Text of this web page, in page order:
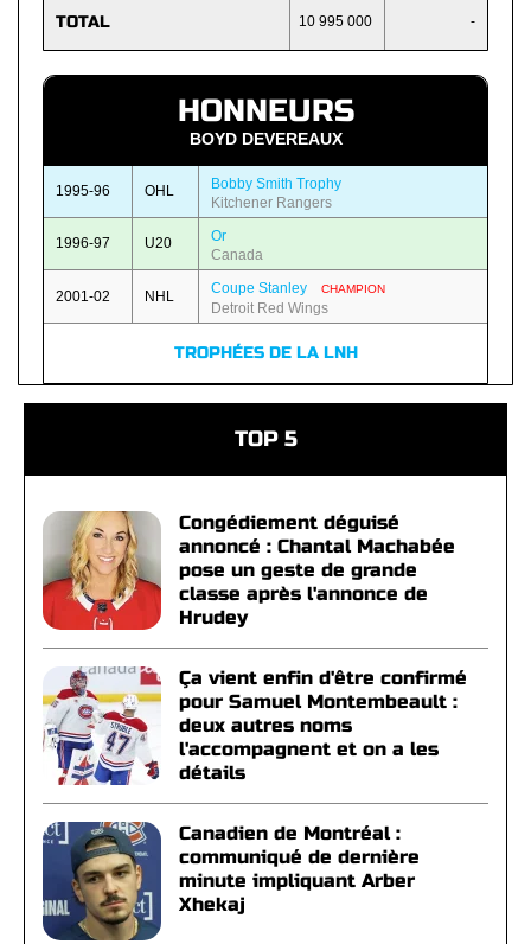
TOTAL 10 995 000 -
HONNEURS
BOYD DEVEREAUX
1995-96 OHL
Bobby Smith Trophy
Kitchener Rangers
1996-97 U20
Or
Canada
2001-02 NHL Coupe Stanley CHAMPION
Detroit Red Wings
TROPHÉES DE LA LNH
TOP 5
Congédiement déguisé
annoncé : Chantal Machabée
pose un geste de grande
classe après l'annonce de
Hrudey
Ça vient enfin d'être confirmé
pour Samuel Montembeault :
deux autres noms
l'accompagnent et on a les
détails
Canadien de Montréal :
communiqué de dernière
minute impliquant Arber
Xhekaj